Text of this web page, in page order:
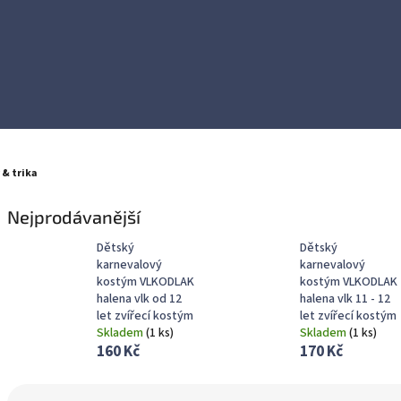
& trika
Nejprodávanější
Dětský
karnevalový
kostým VLKODLAK
halena vlk od 12
let zvířecí kostým
Skladem(1 ks)
160 Kč
Dětský
karnevalový
kostým VLKODLAK
halena vlk 11 - 12
let zvířecí kostým
Skladem(1 ks)
170 Kč